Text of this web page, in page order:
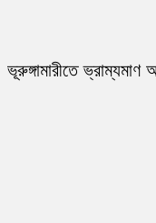
ভূরুঙ্গামারীতে